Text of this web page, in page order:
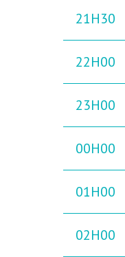
21H30
22H00
23H00
00H00
01H00
02H00